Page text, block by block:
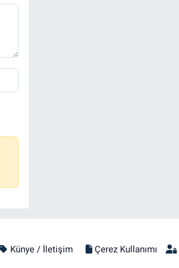
Künye / İletişim Çerez Kullanımı